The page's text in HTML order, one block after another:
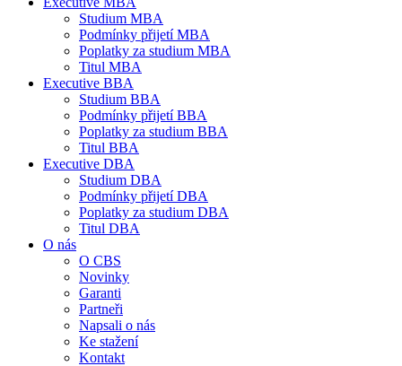
Studium MBA
Podmínky přijetí MBA
Poplatky za studium MBA
Titul MBA
Executive BBA
Studium BBA
Podmínky přijetí BBA
Poplatky za studium BBA
Titul BBA
Executive DBA
Studium DBA
Podmínky přijetí DBA
Poplatky za studium DBA
Titul DBA
O nás
O CBS
Novinky
Garanti
Partneři
Napsali o nás
Ke stažení
Kontakt